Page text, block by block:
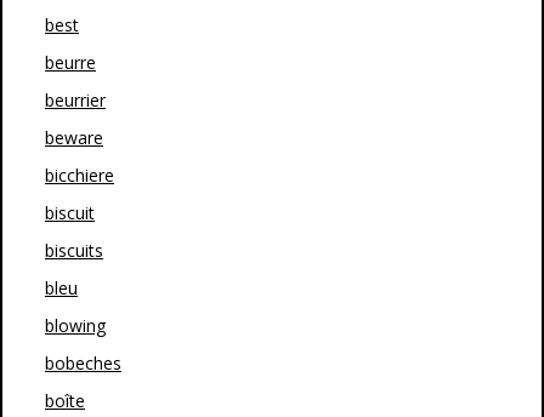
best
beurre
beurrier
beware
bicchiere
biscuit
biscuits
bleu
blowing
bobeches
boîte